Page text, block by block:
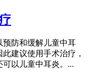
预防和缓解儿童中耳
建议使用手术治疗，
以儿童中耳炎。...